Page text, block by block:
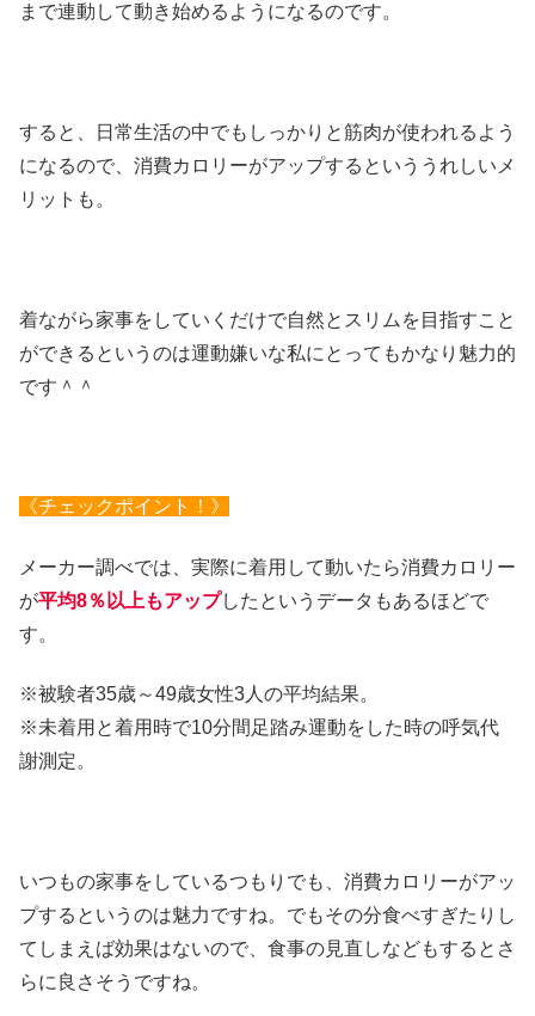
まで連動して動き始めるようになるのです。
すると、日常生活の中でもしっかりと筋肉が使われるよう
になるので、消費カロリーがアップするといううれしいメ
リットも。
着ながら家事をしていくだけで自然とスリムを目指すこと
ができるというのは運動嫌いな私にとってもかなり魅力的
です＾＾
《チェックポイント！》
メーカー調べでは、実際に着用して動いたら消費カロリー
が平均8％以上もアップしたというデータもあるほどで
す。
※被験者35歳～49歳女性3人の平均結果。
※未着用と着用時で10分間足踏み運動をした時の呼気代
謝測定。
いつもの家事をしているつもりでも、消費カロリーがアッ
プするというのは魅力ですね。でもその分食べすぎたりし
てしまえば効果はないので、食事の見直しなどもするとさ
らに良さそうですね。